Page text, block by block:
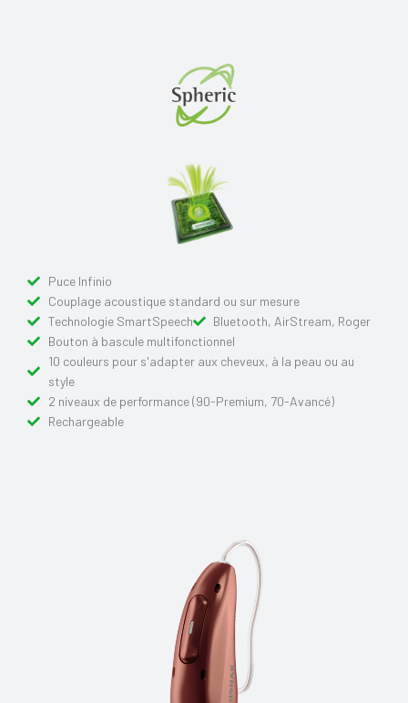
Puce Infinio
Couplage acoustique standard ou sur mesure
Technologie SmartSpeech
Bluetooth, AirStream, Roger
Bouton à bascule multifonctionnel
10 couleurs pour s'adapter aux cheveux, à la peau ou au
style
2 niveaux de performance (90-Premium, 70-Avancé)
Rechargeable